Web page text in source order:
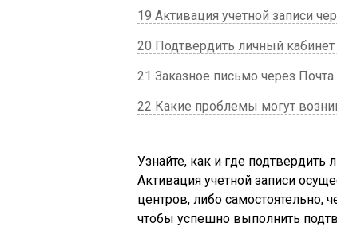
19 Активация учетной записи
20 Подтвердить личный кабинет
21 Заказное письмо через
22 Какие проблемы могут
Узнайте, как и где подтвердить
Активация учетной записи
центров, либо самостоятельно,
чтобы успешно выполнить